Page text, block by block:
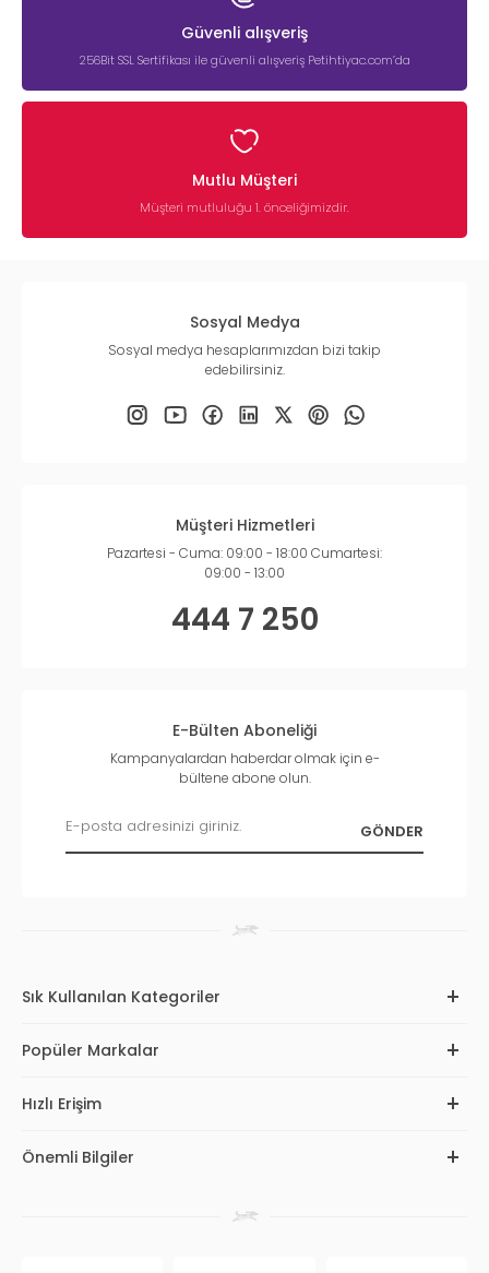
Güvenli alışveriş
256Bit SSL Sertifikası ile güvenli alışveriş Petihtiyac.com’da
Mutlu Müşteri
Müşteri mutluluğu 1. önceliğimizdir.
Sosyal Medya
Sosyal medya hesaplarımızdan bizi takip
edebilirsiniz.
Müşteri Hizmetleri
Pazartesi - Cuma: 09:00 - 18:00 Cumartesi:
09:00 - 13:00
444 7 250
E-Bülten Aboneliği
Kampanyalardan haberdar olmak için e-
bültene abone olun.
Sık Kullanılan Kategoriler
Popüler Markalar
Hızlı Erişim
Önemli Bilgiler